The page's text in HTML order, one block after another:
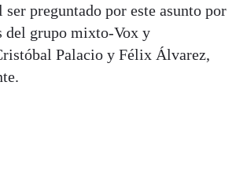
ser preguntado por este asunto por
del grupo mixto-Vox y
Palacio y Félix Álvarez,